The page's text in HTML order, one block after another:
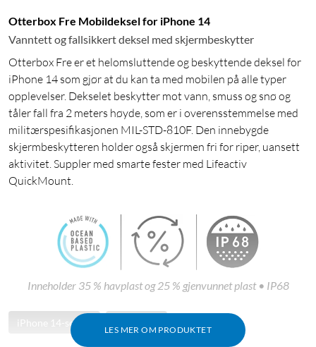
Otterbox Fre Mobildeksel for iPhone 14
Vanntett og fallsikkert deksel med skjermbeskytter
Otterbox Fre er et helomsluttende og beskyttende deksel for
iPhone 14 som gjør at du kan ta med mobilen på alle typer
opplevelser. Dekselet beskytter mot vann, smuss og snø og
tåler fall fra 2 meters høyde, som er i overensstemmelse med
militærspesifikasjonen MIL-STD-810F. Den innebygde
skjermbeskytteren holder også skjermen fri for riper, uansett
aktivitet. Suppler med smarte fester med Lifeactiv
QuickMount.
LES MER OM PRODUKTET
Inneholder 35 % havplast og 25 % gjenvunnet plast • IP68
iPhone 14-serien